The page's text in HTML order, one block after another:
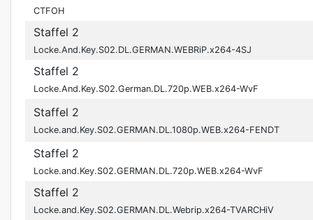
CTFOH
Staffel 2
Locke.And.Key.S02.DL.GERMAN.WEBRiP.x264-4SJ
Staffel 2
Locke.And.Key.S02.German.DL.720p.WEB.x264-WvF
Staffel 2
Locke.and.Key.S02.GERMAN.DL.1080p.WEB.x264-FENDT
Staffel 2
Locke.and.Key.S02.GERMAN.DL.720p.WEB.x264-WvF
Staffel 2
Locke.and.Key.S02.GERMAN.DL.Webrip.x264-TVARCHiV